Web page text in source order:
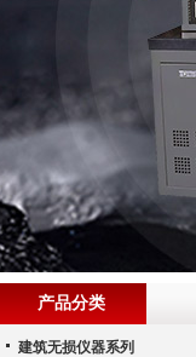
产品分类
建筑无损仪器系列